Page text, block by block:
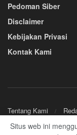
Pedoman Siber
Disclaimer
Kebijakan Privasi
Kontak Kami
Tentang Kami
Situs web ini